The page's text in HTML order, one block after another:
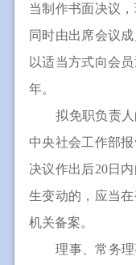
当制作书面决议
同时由出席会议
以适当方式向会
年。
拟免职负责
中央社会工作部
决议作出后20日
生变动的，应当
机关备案。
理事、常务